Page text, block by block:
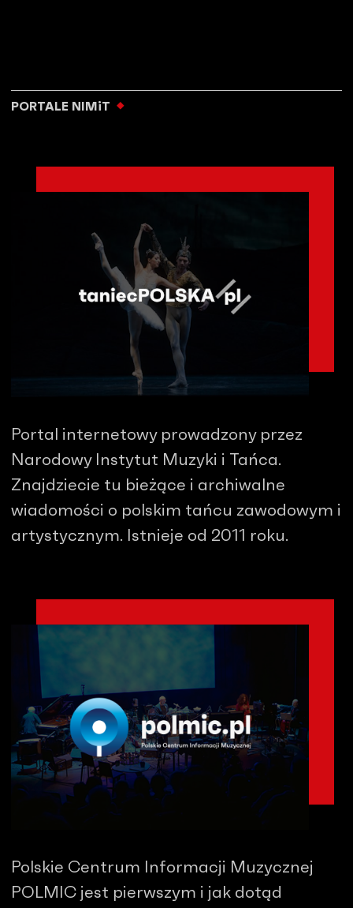
PORTALE NIMiT
Portal internetowy prowadzony przez
Narodowy Instytut Muzyki i Tańca.
Znajdziecie tu bieżące i archiwalne
wiadomości o polskim tańcu zawodowym i
artystycznym. Istnieje od 2011 roku.
Polskie Centrum Informacji Muzycznej
POLMIC jest pierwszym i jak dotąd